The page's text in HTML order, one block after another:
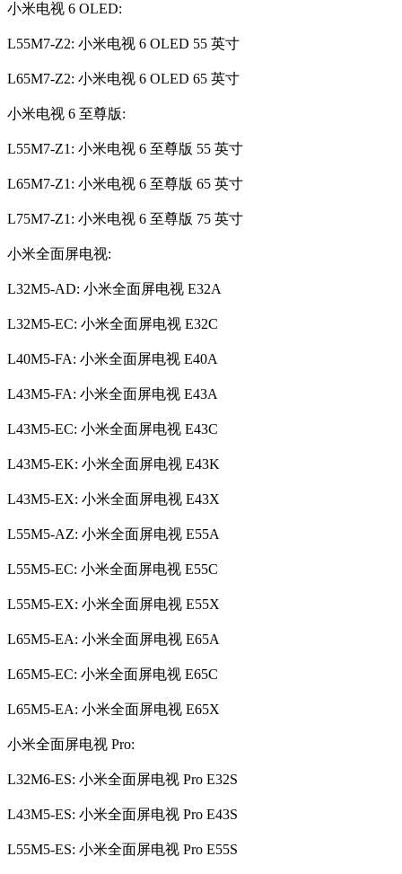
小米电视 6 OLED:
L55M7-Z2: 小米电视 6 OLED 55 英寸
L65M7-Z2: 小米电视 6 OLED 65 英寸
小米电视 6 至尊版:
L55M7-Z1: 小米电视 6 至尊版 55 英寸
L65M7-Z1: 小米电视 6 至尊版 65 英寸
L75M7-Z1: 小米电视 6 至尊版 75 英寸
小米全面屏电视:
L32M5-AD: 小米全面屏电视 E32A
L32M5-EC: 小米全面屏电视 E32C
L40M5-FA: 小米全面屏电视 E40A
L43M5-FA: 小米全面屏电视 E43A
L43M5-EC: 小米全面屏电视 E43C
L43M5-EK: 小米全面屏电视 E43K
L43M5-EX: 小米全面屏电视 E43X
L55M5-AZ: 小米全面屏电视 E55A
L55M5-EC: 小米全面屏电视 E55C
L55M5-EX: 小米全面屏电视 E55X
L65M5-EA: 小米全面屏电视 E65A
L65M5-EC: 小米全面屏电视 E65C
L65M5-EA: 小米全面屏电视 E65X
小米全面屏电视 Pro:
L32M6-ES: 小米全面屏电视 Pro E32S
L43M5-ES: 小米全面屏电视 Pro E43S
L55M5-ES: 小米全面屏电视 Pro E55S